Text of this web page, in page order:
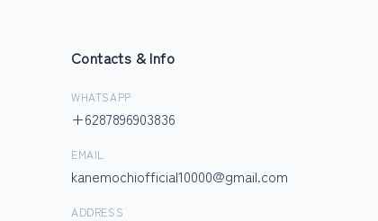
Contacts & Info
WHATSAPP
+6287896903836
EMAIL
kanemochiofficial10000@gmail.com
ADDRESS